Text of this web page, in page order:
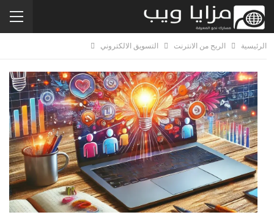
الرئيسية الربح من الانترنت التسويق الالكتروني